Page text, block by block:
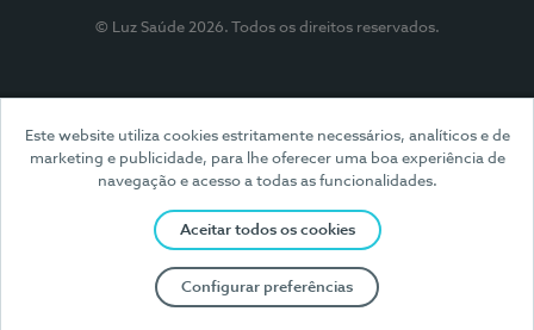
Este website utiliza cookies estritamente necessários, analíticos e de
marketing e publicidade, para lhe oferecer uma boa experiência de
navegação e acesso a todas as funcionalidades.
Aceitar todos os cookies
Configurar preferências
© Luz Saúde 2026. Todos os direitos reservados.